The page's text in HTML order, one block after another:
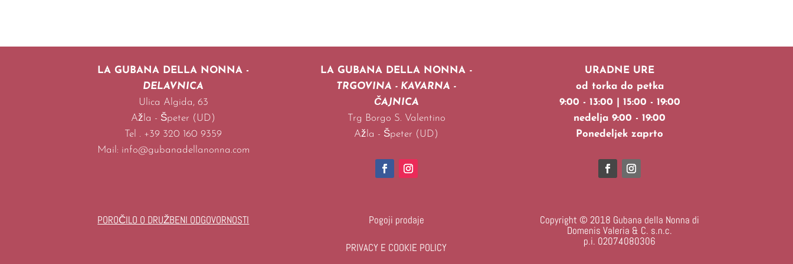
LA GUBANA DELLA NONNA -
DELAVNICA
Ulica Algida, 63
Ažla - Špeter (UD)
Tel . +39 320 160 9359
Mail: info@gubanadellanonna.com
LA GUBANA DELLA NONNA -
TRGOVINA - KAVARNA -
ČAJNICA
Trg Borgo S. Valentino
Ažla - Špeter (UD)
URADNE URE
od torka do petka
9:00 - 13:00 | 15:00 - 19:00
nedelja 9:00 - 19:00
Ponedeljek zaprto
POROČILO O DRUŽBENI ODGOVORNOSTI Pogoji prodaje
PRIVACY E COOKIE POLICY
Copyright © 2018 Gubana della Nonna di
Domenis Valeria & C. s.n.c.
p.i. 02074080306